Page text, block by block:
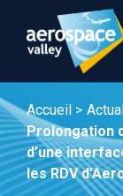
contenu
Accueil >
Prolongation
d’une
les RDV